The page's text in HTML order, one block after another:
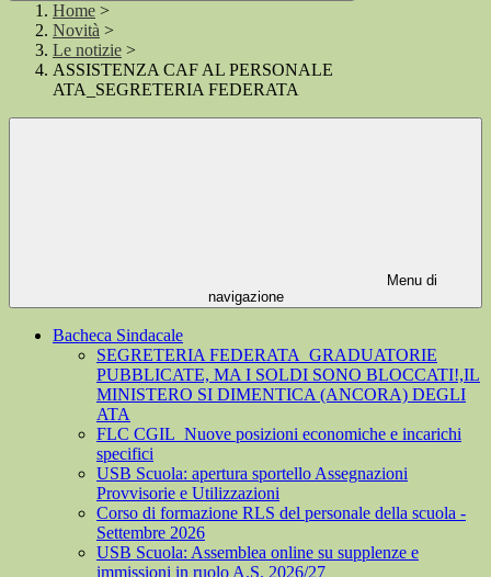
Home >
Novità >
Le notizie >
ASSISTENZA CAF AL PERSONALE
ATA_SEGRETERIA FEDERATA
Menu di
navigazione
Bacheca Sindacale
SEGRETERIA FEDERATA_GRADUATORIE
PUBBLICATE, MA I SOLDI SONO BLOCCATI!,IL
MINISTERO SI DIMENTICA (ANCORA) DEGLI
ATA
FLC CGIL_Nuove posizioni economiche e incarichi
specifici
USB Scuola: apertura sportello Assegnazioni
Provvisorie e Utilizzazioni
Corso di formazione RLS del personale della scuola -
Settembre 2026
USB Scuola: Assemblea online su supplenze e
immissioni in ruolo A.S. 2026/27